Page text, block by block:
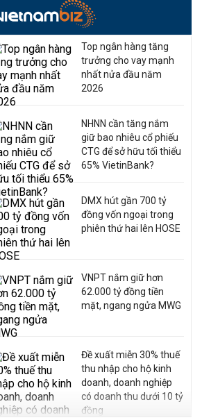
Top ngân hàng tăng
trưởng cho vay mạnh
nhất nửa đầu năm
2026
NHNN cần tăng nắm
giữ bao nhiêu cổ phiếu
CTG để sở hữu tối thiểu
65% VietinBank?
DMX hút gần 700 tỷ
đồng vốn ngoại trong
phiên thứ hai lên HOSE
VNPT nắm giữ hơn
62.000 tỷ đồng tiền
mặt, ngang ngửa MWG
Đề xuất miễn 30% thuế
thu nhập cho hộ kinh
doanh, doanh nghiệp
có doanh thu dưới 10 tỷ
đồng